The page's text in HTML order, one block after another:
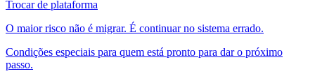
Trocar de plataforma
O maior risco não é migrar. É continuar no sistema errado.
Condições especiais para quem está pronto para dar o próximo
passo.